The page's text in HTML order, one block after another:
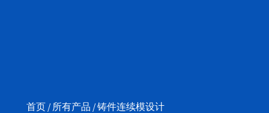
首页 /所有产品 / 铸件连续模设计